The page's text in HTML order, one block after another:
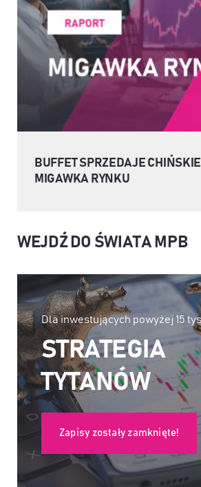
BUFFET SPRZEDAJE
MIGAWKA RYNKU
WEJDŹ DO ŚWIATA MPB
Dla inwestujących powyżej 15
STRATEGIA
TYTANÓW
Zapisy zostały zamknięte!